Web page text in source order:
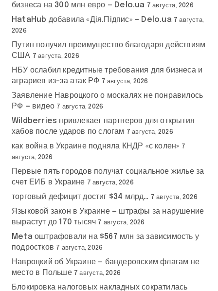
бизнеса на 300 млн евро — Delo.ua 7 августа, 2026
HataHub добавила «Дія.Підпис» — Delo.ua 7 августа,
2026
Путин получил преимущество благодаря действиям
США 7 августа, 2026
НБУ ослабил кредитные требования для бизнеса и
аграриев из-за атак РФ 7 августа, 2026
Заявление Навроцкого о москалях не понравилось
РФ — видео 7 августа, 2026
Wildberries привлекает партнеров для открытия
хабов после ударов по слогам 7 августа, 2026
как война в Украине подняла КНДР «с колен» 7
августа, 2026
Первые пять городов получат социальное жилье за
счет ЕИБ в Украине 7 августа, 2026
торговый дефицит достиг $34 млрд… 7 августа, 2026
Языковой закон в Украине — штрафы за нарушение
вырастут до 170 тысяч 7 августа, 2026
Meta оштрафовали на $567 млн за зависимость у
подростков 7 августа, 2026
Навроцкий об Украине — бандеровским флагам не
место в Польше 7 августа, 2026
Блокировка налоговых накладных сократилась